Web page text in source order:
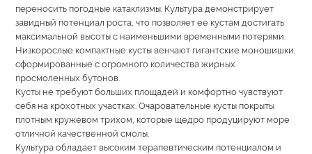
переносить погодные катаклизмы. Культура демонстрирует
завидный потенциал роста, что позволяет ее кустам достигать
максимальной высоты с наименьшими временными потерями.
Низкорослые компактные кусты венчают гигантские моношишки,
сформированные с огромного количества жирных
просмоленных бутонов.
Кусты не требуют больших площадей и комфортно чувствуют
себя на крохотных участках. Очаровательные кусты покрыты
плотным кружевом трихом, которые щедро продуцируют море
отличной качественной смолы.
Культура обладает высоким терапевтическим потенциалом и